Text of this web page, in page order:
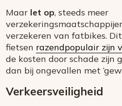
Maar let op, steeds meer
verzekeren van fatbikes.
fietsen razendpopulair zijn
de kosten door schade zijn
dan bij ongevallen met
Verkeersveiligheid